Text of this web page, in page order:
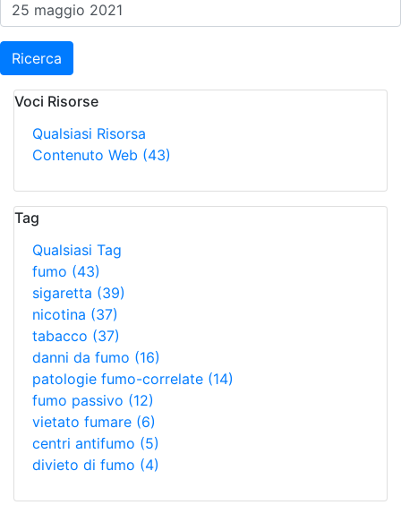
Ricerca
Voci Risorse
Qualsiasi Risorsa
Contenuto Web (43)
Tag
Qualsiasi Tag
fumo (43)
sigaretta (39)
nicotina (37)
tabacco (37)
danni da fumo (16)
patologie fumo-correlate (14)
fumo passivo (12)
vietato fumare (6)
centri antifumo (5)
divieto di fumo (4)